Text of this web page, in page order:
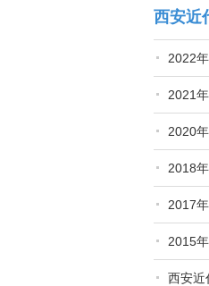
西安近
2022
2021
2020
2018
2017
2015
西安近